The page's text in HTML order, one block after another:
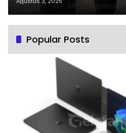
Popular Posts